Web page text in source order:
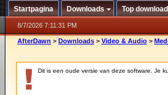
Startpagina Downloads Top
8/7/2026 7:11:31 PM
AfterDawn > Downloads > Video & Audio >
Dit is een oude versie van deze software. Je